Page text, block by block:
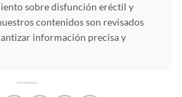
sobre disfunción eréctil y
contenidos son revisados
información precisa y